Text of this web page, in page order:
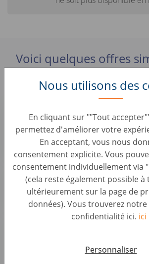
Nous utilisons des
En cliquant sur ""Tout
permettez d'améliorer votre
En acceptant, vous nous
consentement explicite. Vous
consentement individuellement via
(cela reste également possible
ultérieurement sur la page de
données). Vous trouverez
confidentialité ici. ici
Personnaliser
Voici quelques offres
pourraient vous
Performance Team (m/w/d)
Sales & Account Management • Germany, Berlin
AUTO1 Group
Account Manager B2B - Remote
Sales & Account Management • Germany, Berlin
AUTO1 Group
Sales Manager B2B / Telesales -
Sales & Account Management • Germany,